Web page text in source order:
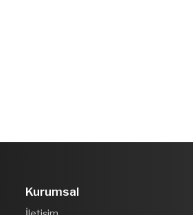
Kurumsal